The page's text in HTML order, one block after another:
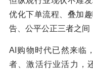
优化下单流程、叠加
告、公平公正三者之间
AI购物时代已然来临
者、激活行业活力，